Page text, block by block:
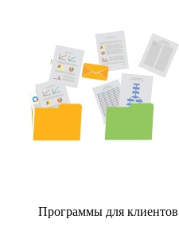
Программы для клиентов